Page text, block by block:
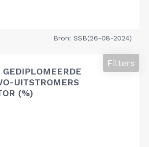
Bron: SSB(26-08-2024)
GEDIPLOMEERDE
UITSTROMERS
(%)
Filters